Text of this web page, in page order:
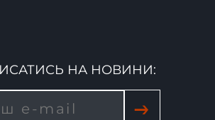
НА НОВИНИ:
→